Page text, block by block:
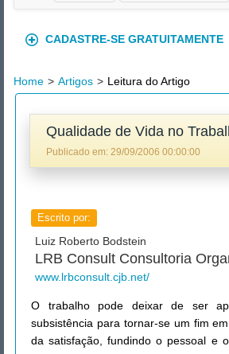
CADASTRE-SE GRATUITAMENTE
Home > Artigos > Leitura do Artigo
Qualidade de Vida no
Publicado em: 29/09/2006 00:00:00
Escrito por:
Luiz Roberto Bodstein
LRB Consult Consultoria
www.lrbconsult.cjb.net/
O trabalho pode deixar de ser
subsistência para tornar-se um fim
da satisfação, fundindo o pessoal e